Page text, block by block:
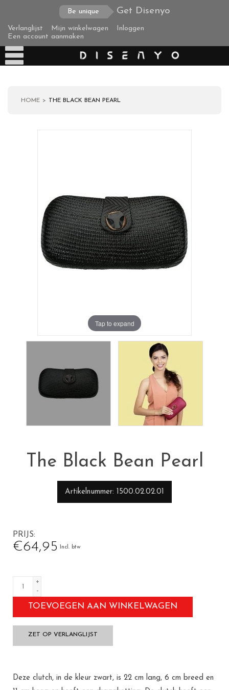
Be unique Get Disenyo
Verlanglijst Mijn winkelwagen
Inloggen
Een account aanmaken
Zakelijke klanten
HOME THE BLACK BEAN PEARL
Tap to expand
The Black Bean Pearl
Artikelnummer 1500.02.02.01
PRIJS
€64,95 Incl. btw
+
-
TOEVOEGEN AAN WINKELWAGEN
ZET OP VERLANGLIJST
Deze clutch, in de kleur zwart, is 22 cm lang, 6 cm breed en